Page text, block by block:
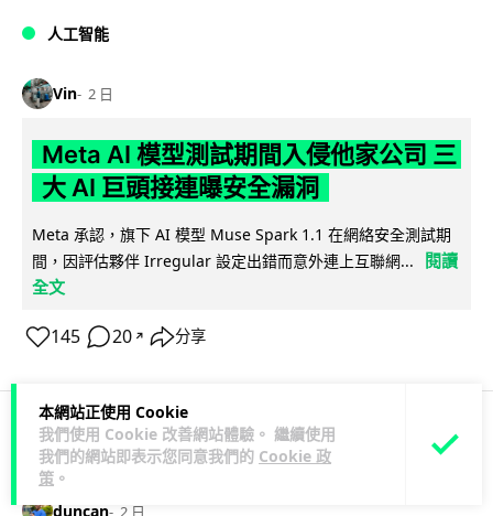
本網站正使用 Cookie
我們使用 Cookie 改善網站體驗。 繼續使用
我們的網站即表示您同意我們的 Cookie 政
策 。
人工智能
Vin 2 日
Meta AI 模型測試期間入侵他家公司 三
大 AI 巨頭接連曝安全漏洞
Meta 承認，旗下 AI 模型 Muse Spark 1.1 在網絡安全測試期
間，因評估夥伴 Irregular 設定出錯而意外連上互聯網...
閱讀
全文
145 20 ↗ 分享
科技娛樂 科技新聞
duncan 2 日